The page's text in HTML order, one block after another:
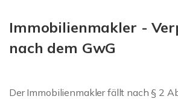
Immobilienmakler -
nach dem GwG
Der Immobilienmakler fällt nach § 2